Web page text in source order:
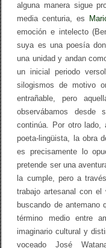
alguna manera sigue
media centuria, es
emoción e intelecto
suya es una poesía
una unidad y andan
un inicial periodo
silogismos de motivo
entrañable, pero
observábamos desde
continúa. Por otro lado,
poeta-lingüista, la obra
es precisamente lo
pretende ser una
la cumple, pero a
trabajo artesanal con el
buscando de antemano
término medio entre
imaginario cultural y
voceado José